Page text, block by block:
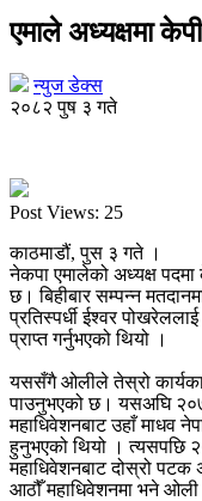
एमाले अध्यक्षमा
न्युज डेक्स
२०८२ पुष ३ गते
Post Views: 25
काठमाडौं, पुस ३ गते ।
नेकपा एमालेको अध्यक्ष पदमा
छ। बिहीबार सम्पन्न
प्रतिस्पर्धी ईश्वर
प्राप्त गर्नुभएको थियो ।
यससँगै ओलीले तेस्रो
पाउनुभएको छ। यसअघि
महाधिवेशनबाट उहाँ माधव
हुनुभएको थियो । त्यसपछि
महाधिवेशनबाट दोस्रो
आठौँ महाधिवेशनमा भने